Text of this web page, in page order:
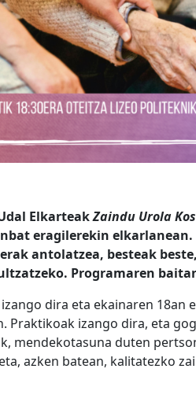
ElkarteakZaindu Urola
eragilerekin
antolatzea, besteak
Programaren
dira eta ekainaren 18an
Praktikoak izango dira, eta
mendekotasuna duten
azken batean, kalitatezko